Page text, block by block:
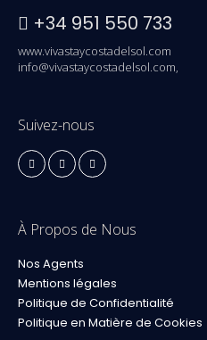
+34 951 550 733
www.vivastaycostadelsol.com
info@vivastaycostadelsol.com,
Suivez-nous
À Propos de Nous
Nos Agents
Mentions légales
Politique de Confidentialité
Politique en Matière de Cookies